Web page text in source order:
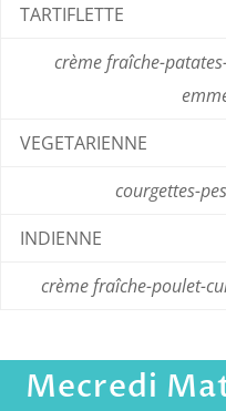
TARTIFLETTE
crème fraîche-
VEGETARIENNE
courgettes-
INDIENNE
crème fraîche-poulet-
Mecredi